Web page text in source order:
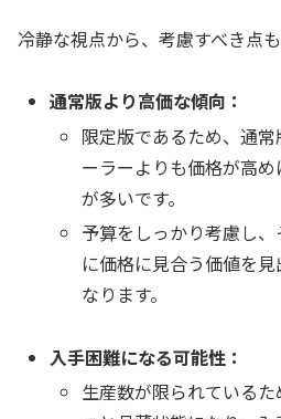
冷静な視点から、考慮すべき点
通常版より高価な傾向：
限定版であるため、通
ーラーよりも価格が高
が多いです。
予算をしっかり考慮し
に価格に見合う価値を
なります。
入手困難になる可能性：
生産数が限られている